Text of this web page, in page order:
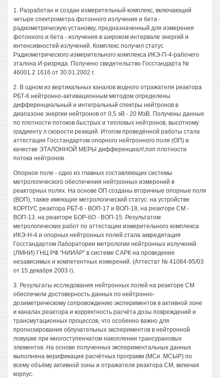
1. Разработан и создан измерительный комплекс, включающий
четыре спектрометра фотонного излучения и бета -
радиометрическую установку, предназначенный для измерения
фотонного и бета - излучения в широком интервале энергий и
интенсивностей излучений. Комплекс получил статус
Радиометрического измерительного комплекса ИКЭ-П-4-рабочего
эталона И-ризряда. Получено свидетельство Госстандарта №
46001.2 1616 от 30.01.2002 г.
2. В одном из вертикальных каналов водного отражателя реактора
РБТ-6 нейтронно-активационным методом определены
дифференциальный и интегральный спектры нейтронов в
диапазоне энергии нейтронов от 0,5 эВ - 20 МэВ. Получены данные
по плотности потоков быстрых и тепловых нейтронов, высотному
градиенту л скорости реакций. Итогом проведённой работы стала
аттестация Госстандартом опорного нейтронного поля (ОП) в
качестве ЭТАЛОННОЙ МЕРЫ дифференциал!,поп плотности
потока нейтронов.
Опорное поле - одно из главных составляющих системы
метрологического обеспечения нейтронных измерений в
реакторных полях. На основе ОП созданы вторичные опорные поля
(ВОП), также имеющие метрологический статус: на устройстве
КОРПУС реактора РБТ-6 - ВОП-17 и ВОП-18, на реакторе СМ -
ВОП-13. на реакторе БОР-бО - ВОП-15. Результатом
метрологических работ по аттестации измерительного комплекса
ИКЭ-Н-4 и опорных нейтронных полей стала аккредитация
Госстандартом Лаборатории метрологии нейтронных излучений
(ЛМНИ) ГНЦ РФ "НИИАР" в системе САРК на проведение
независимых и компетентных измерений. (Аттестат № 41064-95/03
от 15 декабря 2003 г).
3. Результаты исследования нейтронных полей на реакторе СМ
обеспечили достоверность данных по нейтронно-
дозиметрическому сопровождению экспериментов в активной зоне
и каналах реактора и корректность расчёта дозы повреждений и
трансмутационных процессов, что особенно важно для
прогнозирования облучательных экспериментов в нейтронной
ловушке при многоступенчатом накоплении трансурановых
элементов. На основе полученных экспериментальных данных
выполнена верификация расчётных программ (МСи. МСЫР) по
всему объёму активной зоны и отражателя реактора СМ, включая
корпус.